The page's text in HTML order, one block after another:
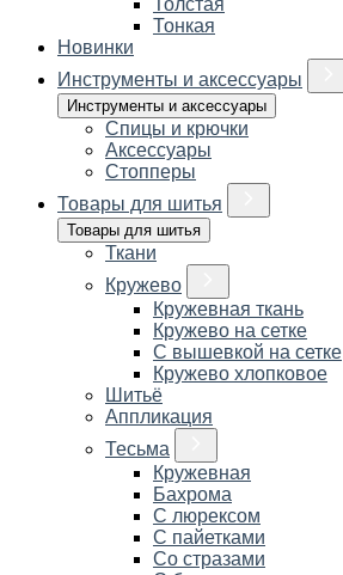
Толстая
Тонкая
Новинки
Инструменты и аксессуары
Инструменты и аксессуары
Спицы и крючки
Аксессуары
Стопперы
Товары для шитья
Товары для шитья
Ткани
Кружево
Кружевная ткань
Кружево на сетке
С вышевкой на сетке
Кружево хлопковое
Шитьё
Аппликация
Тесьма
Кружевная
Бахрома
С люрексом
С пайетками
Со стразами